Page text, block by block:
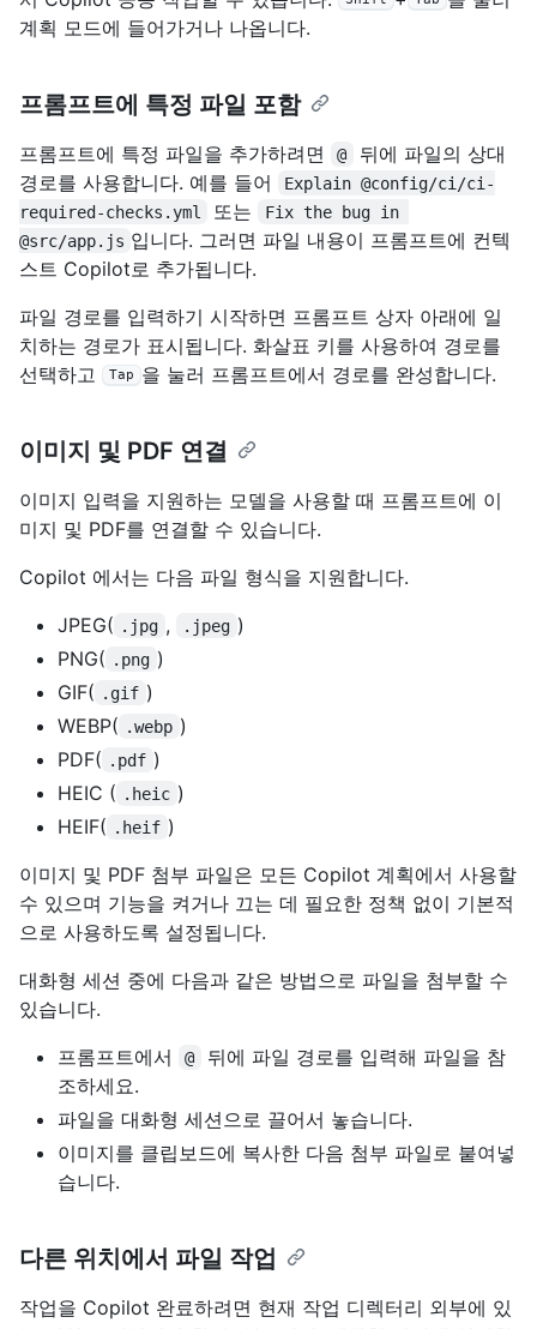
계획 모드에 들어가거나 나옵니다.
프롬프트에 특정 파일 포함
프롬프트에 특정 파일을 추가하려면 @
뒤에 파일의 상대
경로를 사용합니다. 예를 들어
Explain @config/ci/ci-
required-checks.yml
또는
Fix the bug in
@src/app.js 입니다. 그러면 파일 내용이 프롬프트에 컨텍
스트 Copilot로 추가됩니다.
파일 경로를 입력하기 시작하면 프롬프트 상자 아래에 일
치하는 경로가 표시됩니다. 화살표 키를 사용하여 경로를
선택하고
Tap 을 눌러 프롬프트에서 경로를 완성합니다.
이미지 및 PDF 연결
이미지 입력을 지원하는 모델을 사용할 때 프롬프트에 이
미지 및 PDF를 연결할 수 있습니다.
Copilot 에서는 다음 파일 형식을 지원합니다.
JPEG( .jpg , .jpeg )
PNG( .png )
GIF( .gif )
WEBP( .webp )
PDF( .pdf )
HEIC ( .heic )
HEIF( .heif )
이미지 및 PDF 첨부 파일은 모든 Copilot 계획에서 사용할
수 있으며 기능을 켜거나 끄는 데 필요한 정책 없이 기본적
으로 사용하도록 설정됩니다.
대화형 세션 중에 다음과 같은 방법으로 파일을 첨부할 수
있습니다.
프롬프트에서
@
뒤에 파일 경로를 입력해 파일을 참
조하세요.
파일을 대화형 세션으로 끌어서 놓습니다.
이미지를 클립보드에 복사한 다음 첨부 파일로 붙여넣
습니다.
다른 위치에서 파일 작업
작업을 Copilot 완료하려면 현재 작업 디렉터리 외부에 있